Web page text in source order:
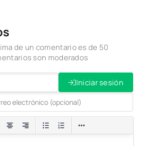
de un comentario es de 50
son moderados
Iniciar sesión